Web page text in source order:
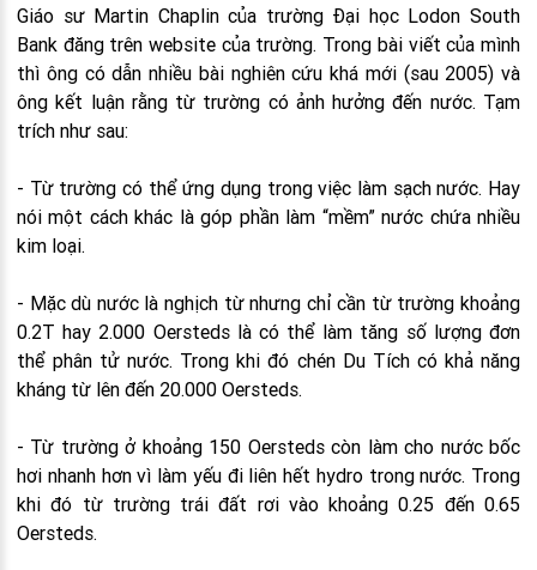
Giáo sư Martin Chaplin của trường Đại học Lodon South
Bank đăng trên website của trường. Trong bài viết của mình
thì ông có dẫn nhiều bài nghiên cứu khá mới (sau 2005) và
ông kết luận rằng từ trường có ảnh hưởng đến nước. Tạm
trích như sau:
- Từ trường có thể ứng dụng trong việc làm sạch nước. Hay
nói một cách khác là góp phần làm “mềm” nước chứa nhiều
kim loại.
- Mặc dù nước là nghịch từ nhưng chỉ cần từ trường khoảng
0.2T hay 2.000 Oersteds là có thể làm tăng số lượng đơn
thể phân tử nước. Trong khi đó chén Du Tích có khả năng
kháng từ lên đến 20.000 Oersteds.
- Từ trường ở khoảng 150 Oersteds còn làm cho nước bốc
hơi nhanh hơn vì làm yếu đi liên hết hydro trong nước. Trong
khi đó từ trường trái đất rơi vào khoảng 0.25 đến 0.65
Oersteds.